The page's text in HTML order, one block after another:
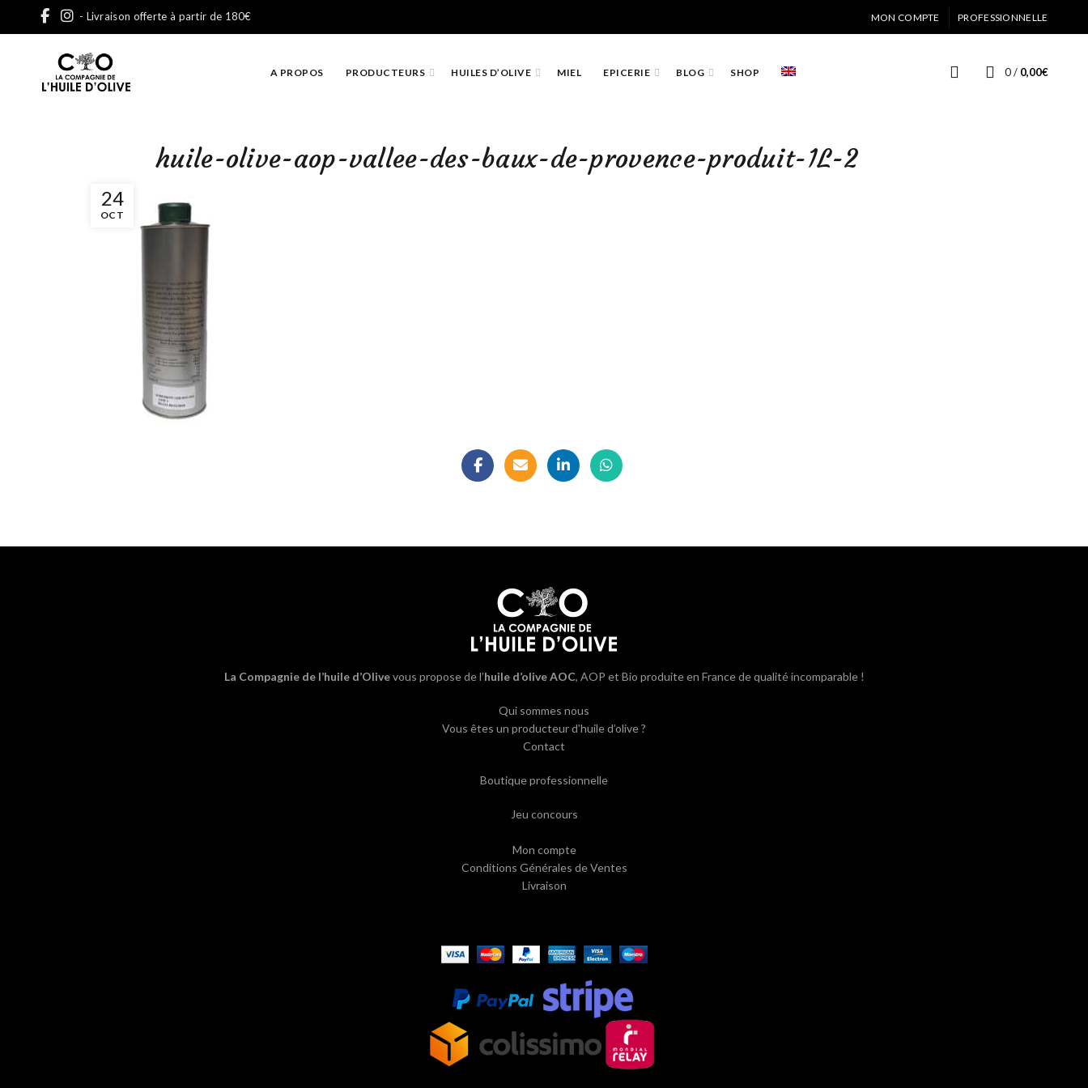
- Livraison offerte à partir de 180€ MON COMPTE PROFESSIONNELLE
A PROPOS PRODUCTEURS HUILES D’OLIVE MIEL EPICERIE BLOG SHOP 0 / 0,00€
24
OCT
huile-olive-aop-vallee-des-baux-de-provence-produit-1L-2
La Compagnie de l’huile d’Olivevous propose de l’huile d’olive AOC, AOP et Bio produite en France de qualité incomparable !
Qui sommes nous
Vous êtes un producteur d’huile d’olive ?
Contact
Boutique professionnelle
Jeu concours
Mon compte
Conditions Générales de Ventes
Livraison